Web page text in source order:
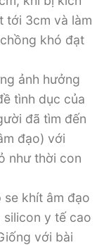
tới 3cm và làm
khó đạt
ảnh hưởng
tình dục của
đã tìm đến
đạo) với
như thời con
khít âm đạo
silicon y tế cao
với bài